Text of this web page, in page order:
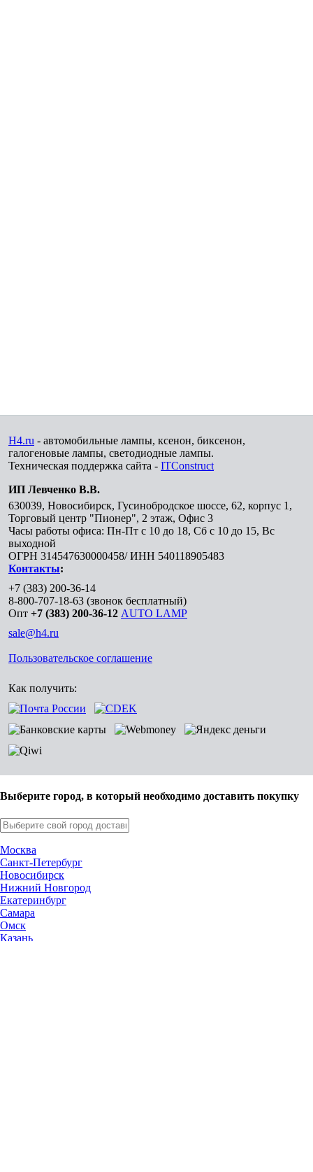
H4.ru - автомобильные лампы, ксенон, биксенон,
галогеновые лампы, светодиодные лампы.
Техническая поддержка сайта - ITConstruct
ИП Левченко В.В.
630039, Новосибирск, Гусинобродское шоссе, 62, корпус 1,
Торговый центр "Пионер", 2 этаж, Офис 3
Часы работы офиса: Пн-Пт с 10 до 18, Сб с 10 до 15, Вс
выходной
ОГРН 314547630000458/ ИНН 540118905483
Контакты:
+7 (383) 200-36-14
8-800-707-18-63 (звонок бесплатный)
Опт +7 (383) 200-36-12 AUTO LAMP
sale@h4.ru
Пользовательское соглашение
Как получить:
Выберите город, в который необходимо доставить покупку
Москва
Санкт-Петербург
Новосибирск
Нижний Новгород
Екатеринбург
Самара
Омск
Казань